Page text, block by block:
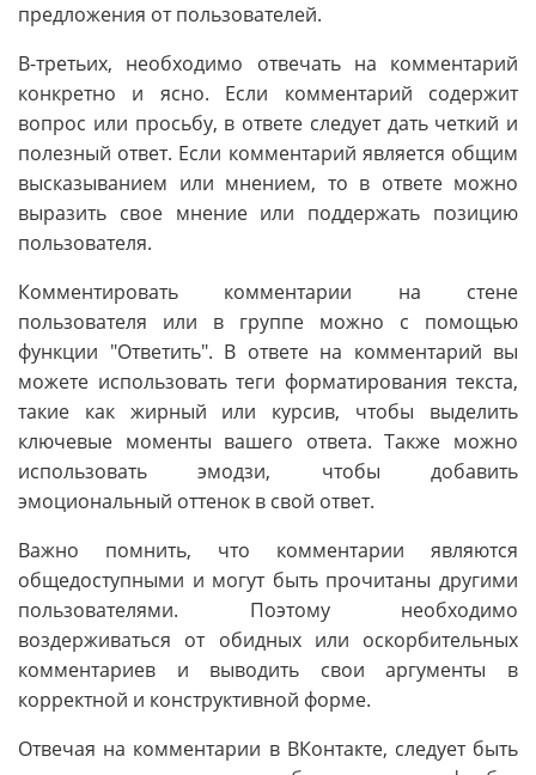
предложения от пользователей.
В-третьих, необходимо отвечать на комментарий
конкретно и ясно. Если комментарий содержит
вопрос или просьбу, в ответе следует дать четкий и
полезный ответ. Если комментарий является общим
высказыванием или мнением, то в ответе можно
выразить свое мнение или поддержать позицию
пользователя.
Комментировать комментарии на стене
пользователя или в группе можно с помощью
функции "Ответить". В ответе на комментарий вы
можете использовать теги форматирования текста,
такие как жирный или курсив, чтобы выделить
ключевые моменты вашего ответа. Также можно
использовать эмодзи, чтобы добавить
эмоциональный оттенок в свой ответ.
Важно помнить, что комментарии являются
общедоступными и могут быть прочитаны другими
пользователями. Поэтому необходимо
воздерживаться от обидных или оскорбительных
комментариев и выводить свои аргументы в
корректной и конструктивной форме.
Отвечая на комментарии в ВКонтакте, следует быть